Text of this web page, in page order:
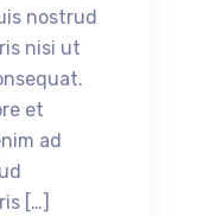
nostrud
nisi ut
et
ad
[…]